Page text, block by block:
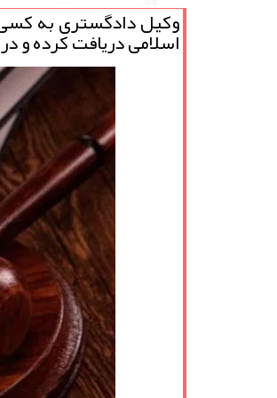
وكیل دادگستری به
اسلامی دریافت كرده و